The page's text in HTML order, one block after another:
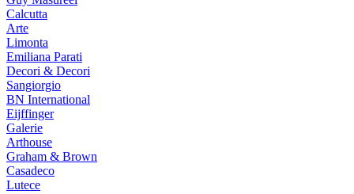
Calcutta
Arte
Limonta
Emiliana Parati
Decori & Decori
Sangiorgio
BN International
Eijffinger
Galerie
Arthouse
Graham & Brown
Casadeco
Lutece